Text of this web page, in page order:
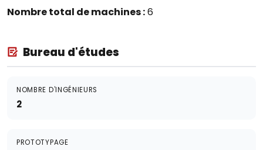
Nombre total de machines :6
Bureau d'études
NOMBRE D'INGÉNIEURS
2
PROTOTYPAGE